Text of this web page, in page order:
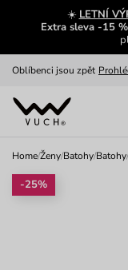
☀️ LETNÍ
Extra sleva -15 %
Zajímavosti ze světa Vuch:
Oblíbenci jsou zpět
Nech se inspirovat
Home/Ženy/Batohy/Batohy/
-25%